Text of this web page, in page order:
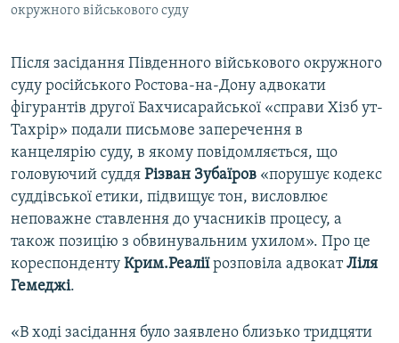
окружного військового суду
Після засідання Південного військового окружного
суду російського Ростова-на-Дону адвокати
фігурантів другої Бахчисарайської «справи Хізб ут-
Тахрір» подали письмове заперечення в
канцелярію суду, в якому повідомляється, що
головуючий суддя Різван Зубаїров «порушує кодекс
суддівської етики, підвищує тон, висловлює
неповажне ставлення до учасників процесу, а
також позицію з обвинувальним ухилом». Про це
кореспонденту Крим.Реаліїрозповіла адвокатЛіля
Гемеджі.
«В ході засідання було заявлено близько тридцяти